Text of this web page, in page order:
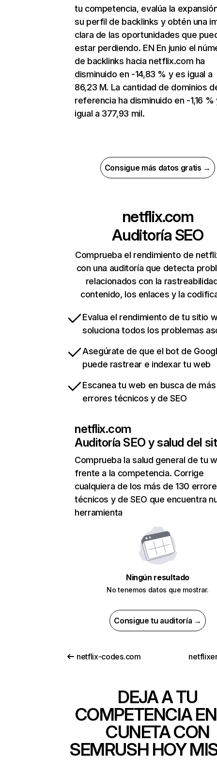
tu competencia, evalúa la
su perfil de backlinks y obtén una
clara de las oportunidades que
estar perdiendo. EN En junio el
de backlinks hacia netflix.com ha
disminuido en -14,83 % y es igual a
86,23 M. La cantidad de dominios
referencia ha disminuido en -1,16 %
igual a 377,93 mil.
Consigue más datos gratis →
netflix.com
Auditoría SEO
Comprueba el rendimiento de
con una auditoría que detecta
relacionados con la
contenido, los enlaces y la
Evalua el rendimiento de tu sitio
soluciona todos los problemas
Asegúrate de que el bot de
puede rastrear e indexar tu web
Escanea tu web en busca de
errores técnicos y de SEO
netflix.com
Auditoría SEO y salud del
Comprueba la salud general de tu
frente a la competencia. Corrige
cualquiera de los más de 130
técnicos y de SEO que encuentra
herramienta
Ningún resultado
No tenemos datos que mostrar.
Consigue tu auditoría →
netflix-codes.com
DEJA A TU
COMPETENCIA
CUNETA CON
SEMRUSH HOY